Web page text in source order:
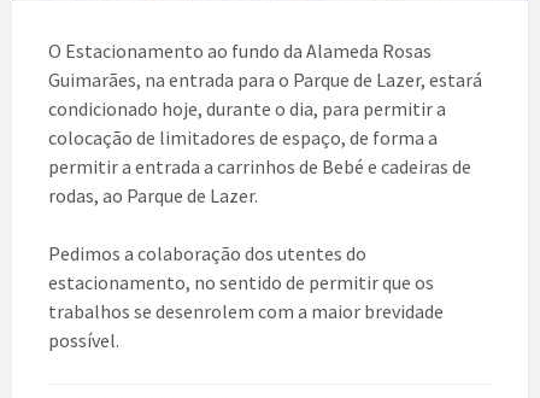
O Estacionamento ao fundo da Alameda Rosas
Guimarães, na entrada para o Parque de Lazer, estará
condicionado hoje, durante o dia, para permitir a
colocação de limitadores de espaço, de forma a
permitir a entrada a carrinhos de Bebé e cadeiras de
rodas, ao Parque de Lazer.
Pedimos a colaboração dos utentes do
estacionamento, no sentido de permitir que os
trabalhos se desenrolem com a maior brevidade
possível.